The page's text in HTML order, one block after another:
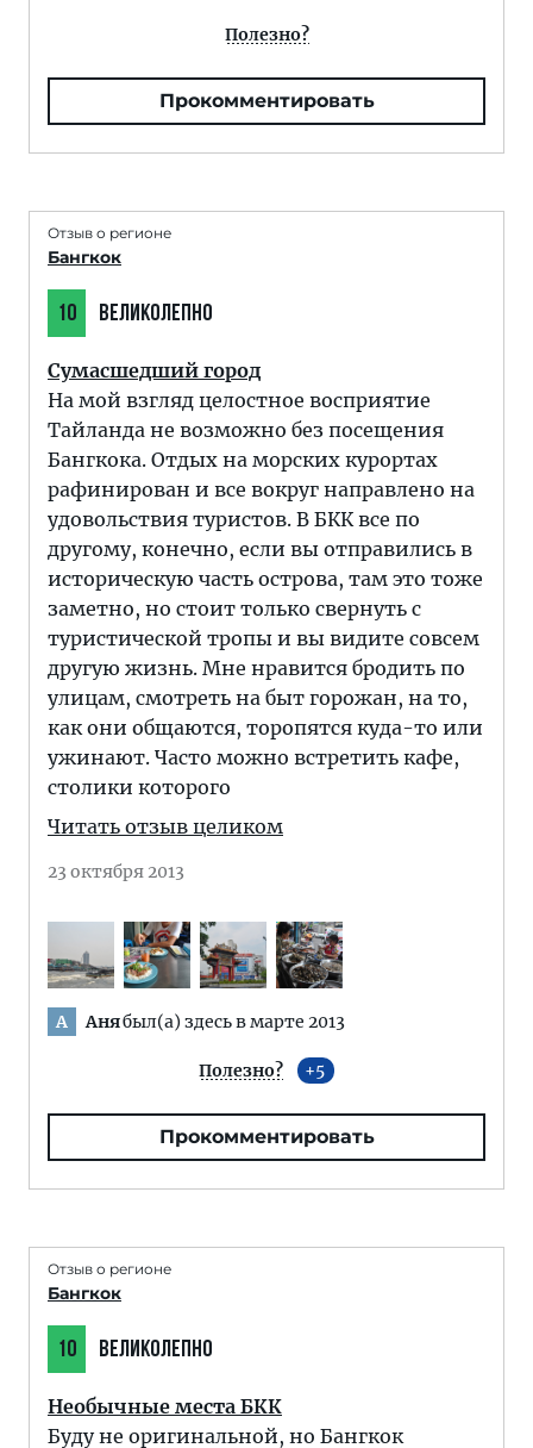
Полезно?
Прокомментировать
Отзыв о регионе
Бангкок
10 ВЕЛИКОЛЕПНО
Сумасшедший город
На мой взгляд целостное восприятие
Тайланда не возможно без посещения
Бангкока. Отдых на морских курортах
рафинирован и все вокруг направлено на
удовольствия туристов. В БКК все по
другому, конечно, если вы отправились в
историческую часть острова, там это тоже
заметно, но стоит только свернуть с
туристической тропы и вы видите совсем
другую жизнь. Мне нравится бродить по
улицам, смотреть на быт горожан, на то,
как они общаются, торопятся куда-то или
ужинают. Часто можно встретить кафе,
столики которого
Читать отзыв целиком
23 октября 2013
А Анябыл(а) здесь в марте 2013
Полезно? 5
Прокомментировать
Отзыв о регионе
Бангкок
10 ВЕЛИКОЛЕПНО
Необычные места БКК
Буду не оригинальной, но Бангкок